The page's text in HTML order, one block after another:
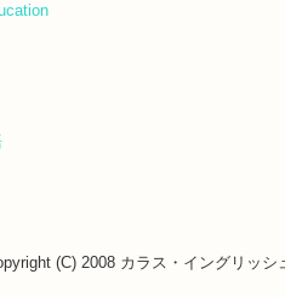
(C) 2008 カラス・イングリッ